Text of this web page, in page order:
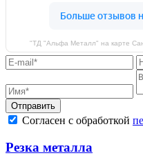
"ТД "Альфа Металл" на карте
Отправить
Согласен с обработкой
Резка металла